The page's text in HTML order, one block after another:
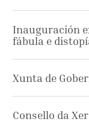
Inauguración
fábula e
Xunta de
Consello da